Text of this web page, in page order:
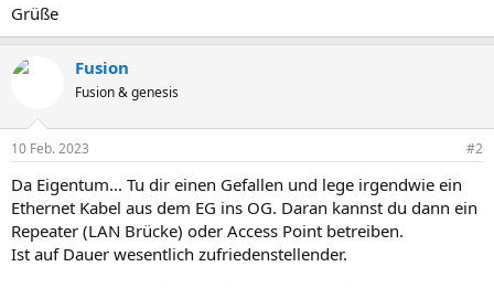
Grüße
Fusion
Fusion & genesis
10 Feb. 2023 #2
Da Eigentum... Tu dir einen Gefallen und lege irgendwie ein
Ethernet Kabel aus dem EG ins OG. Daran kannst du dann ein
Repeater (LAN Brücke) oder Access Point betreiben.
Ist auf Dauer wesentlich zufriedenstellender.